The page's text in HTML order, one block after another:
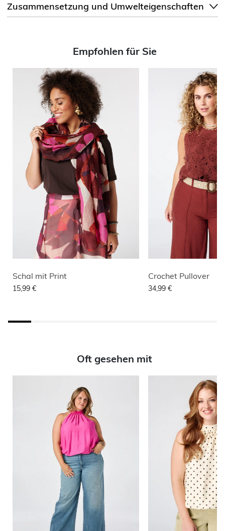
Zusammensetzung und Umwelteigenschaften
Empfohlen für Sie
Schal mit Print
15,99 €
Crochet Pullover
34,99 €
Oft gesehen mit